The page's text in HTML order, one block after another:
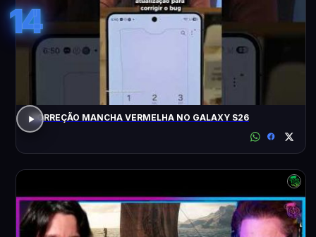
14
CORREÇÃO MANCHA VERMELHA NO GALAXY S26